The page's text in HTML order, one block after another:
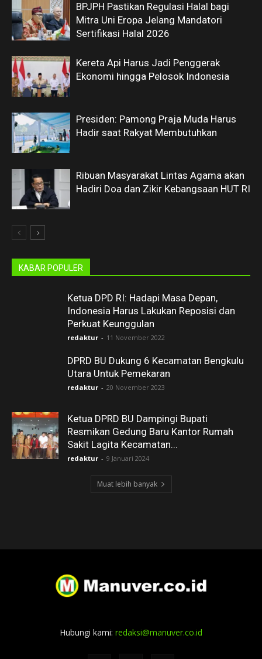
BPJPH Pastikan Regulasi Halal bagi
Mitra Uni Eropa Jelang Mandatori
Sertifikasi Halal 2026
Kereta Api Harus Jadi Penggerak
Ekonomi hingga Pelosok Indonesia
Presiden: Pamong Praja Muda Harus
Hadir saat Rakyat Membutuhkan
Ribuan Masyarakat Lintas Agama akan
Hadiri Doa dan Zikir Kebangsaan HUT RI
KABAR POPULER
Ketua DPD RI: Hadapi Masa Depan,
Indonesia Harus Lakukan Reposisi dan
Perkuat Keunggulan
redaktur - 11 November 2022
DPRD BU Dukung 6 Kecamatan Bengkulu
Utara Untuk Pemekaran
redaktur - 20 November 2023
Ketua DPRD BU Dampingi Bupati
Resmikan Gedung Baru Kantor Rumah
Sakit Lagita Kecamatan...
redaktur - 9 Januari 2024
Muat lebih banyak
Hubungi kami: redaksi@manuver.co.id